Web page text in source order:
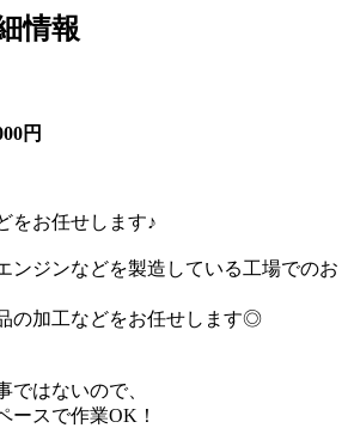
情報
円
をお任せします♪
ンジンなどを製造している工場でのお
の加工などをお任せします◎
ではないので、
ースで作業OK！